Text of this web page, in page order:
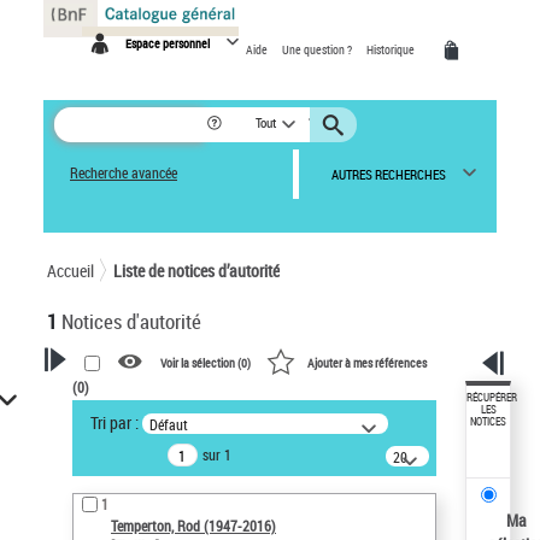
Espace personnel Aide Une question ? Historique
Tout
Recherche avancée AUTRES RECHERCHES
Accueil Liste de notices d’autorité
1 Notices d'autorité
VOTRE RECHERCHE
Recherche avancée dans les
notices d’autorité
Œuvres liées à l'auteur :
Temperton, Rod (1947-2016)
Voir la sélection (0) Ajouter à mes références
(0)
Tri par : Défaut
sur 1
20
résultats/page
1
Temperton, Rod (1947-2016)
RÉCUPÉRER
LES
NOTICES
Ma
Panneau de gestion des cookies